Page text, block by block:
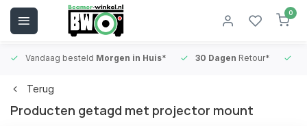
0
Vandaag besteld Morgen in Huis* 30 Dagen Retour*
Terug
Producten getagd met projector mount